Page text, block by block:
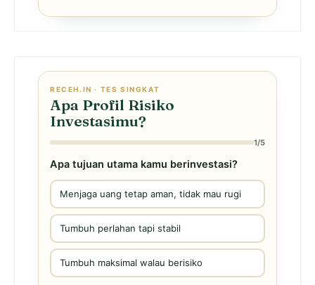
RECEH.IN · TES SINGKAT
Apa Profil Risiko
Investasimu?
1/5
Apa tujuan utama kamu berinvestasi?
Menjaga uang tetap aman, tidak mau rugi
Tumbuh perlahan tapi stabil
Tumbuh maksimal walau berisiko